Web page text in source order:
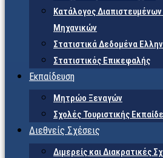
Κατάλογος
Μηχανικών
Στατιστικά Δεδομένα
Στατιστικός Επικεφαλής
Εκπαίδευση
Μητρώο Ξεναγών
Σχολές Τουριστικής
Διεθνείς Σχέσεις
Διμερείς και Διακρατικές